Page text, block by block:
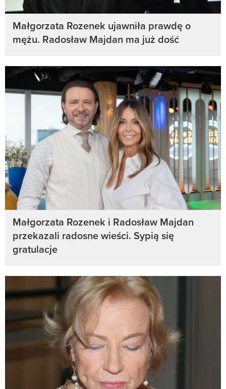
Małgorzata Rozenek ujawniła prawdę o
mężu. Radosław Majdan ma już dość
Małgorzata Rozenek i Radosław Majdan
przekazali radosne wieści. Sypią się
gratulacje